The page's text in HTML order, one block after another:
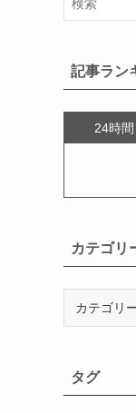
記事ラン
24時間
カテゴリ
ータグ